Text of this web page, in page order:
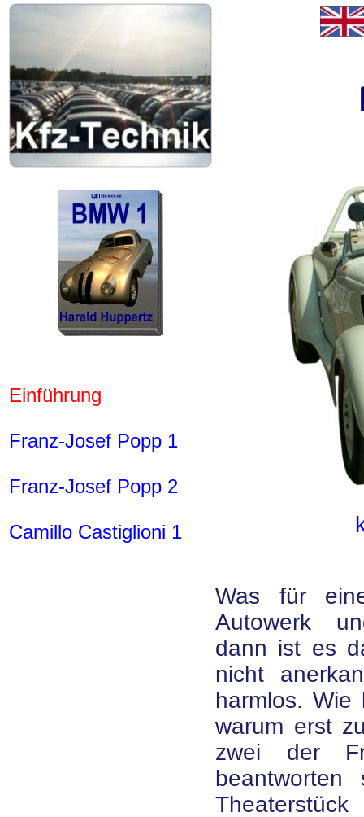
Einführung
Franz-Josef Popp 1
Franz-Josef Popp 2
Camillo Castiglioni 1
Was für
Autowerk
dann ist es
nicht
harmlos.
warum erst
zwei der